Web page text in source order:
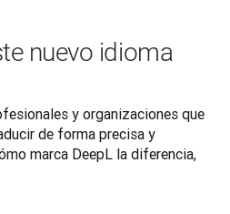
nuevo idioma
y organizaciones que
de forma precisa y